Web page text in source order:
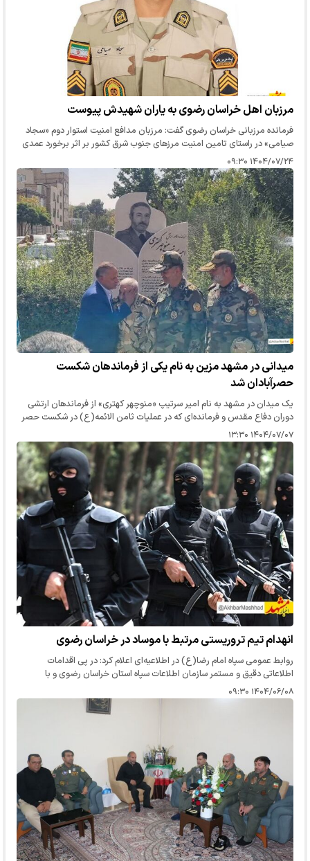
مرزبان اهل خراسان رضوی به یاران شهیدش پیوست
فرمانده مرزبانی خراسان رضوی گفت: مرزبان مدافع امنیت استوار دوم «سجاد
صیامی» در راستای تامین امنیت مرزهای جنوب شرق کشور بر اثر برخورد عمدی
خودروی شوتی با وی پس از ۱۰ روز تحمل جراحات دیروز چهارشنبه…
۱۴۰۴/۰۷/۲۴ ۰۹:۳۰
میدانی در مشهد مزین به نام یکی از فرماندهان شکست
حصرآبادان شد
یک میدان در مشهد به‌ نام امیر سرتیپ «منوچهر کهتری» از فرماندهان ارتشی
دوران دفاع مقدس و فرمانده‌ای که در عملیات ثامن الائمه(ع) در شکست حصر
آبادان نقش‌آفرینی کرده بود، نامگذاری شد.
۱۴۰۴/۰۷/۰۷ ۱۳:۳۰
انهدام تیم تروریستی مرتبط با موساد در خراسان رضوی
روابط عمومی سپاه امام رضا(ع) در اطلاعیه‌ای اعلام کرد: در پی اقدامات
اطلاعاتی دقیق و مستمر سازمان اطلاعات سپاه استان خراسان رضوی و با
هماهنگی دستگاه قضایی، هشت نفر از عوامل مرتبط با سرویس جاسوسی رژیم…
۱۴۰۴/۰۶/۰۸ ۰۹:۳۰